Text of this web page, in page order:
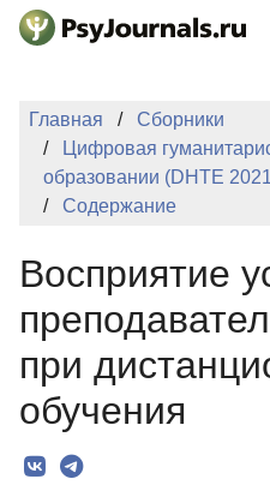
Перейти к основному
ПОДАТЬ
Регистрация
Главная
Сборники
Цифровая
образовании (DHTE
Содержание
Восприятие
при
обучения